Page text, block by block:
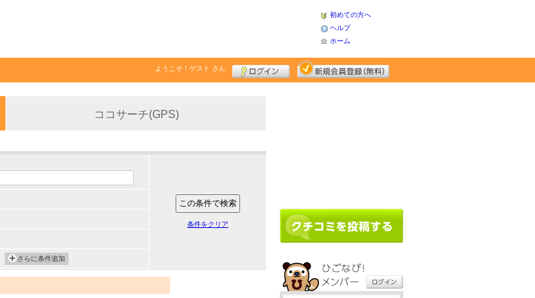
初めての方へ
ヘルプ
ホーム
ようこそ！ ゲスト さん
ココサーチ(GPS)
さらに条件追加
条件をクリア